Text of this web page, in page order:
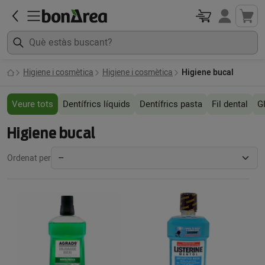
Higiene i cosmètica Higiene i cosmètica Higiene bucal
Veure tots Dentífrics líquids Dentífrics pasta Fil dental
Higiene bucal
Ordenat per